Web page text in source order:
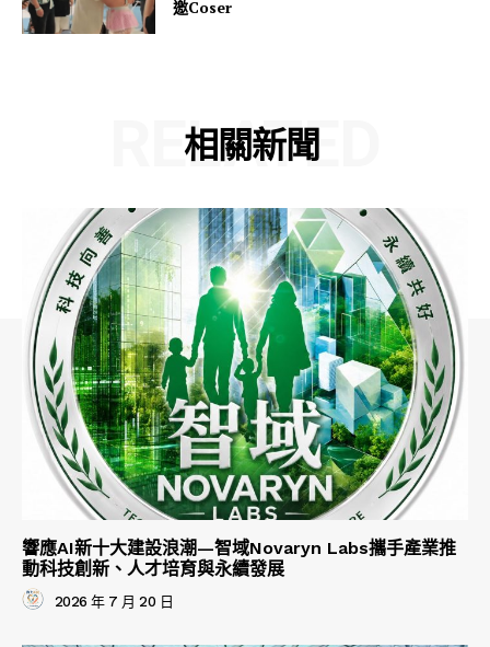
邀Coser
相關新聞
RELATED
響應AI新十大建設浪潮—智域Novaryn Labs攜手產業推
動科技創新、人才培育與永續發展
2026 年 7 月 20 日